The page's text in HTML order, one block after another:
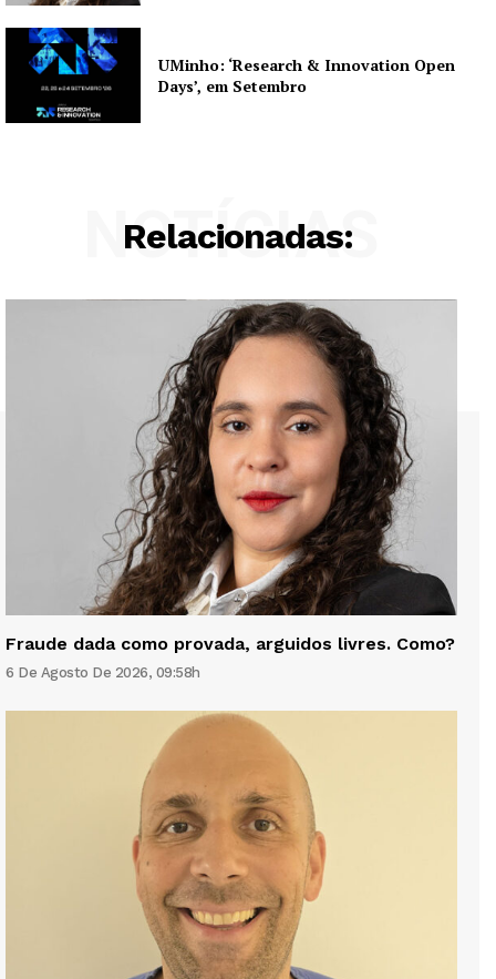
UMinho: ‘Research & Innovation Open
Days’, em Setembro
Relacionadas:
NOTÍCIAS
Fraude dada como provada, arguidos livres. Como?
6 De Agosto De 2026, 09:58h